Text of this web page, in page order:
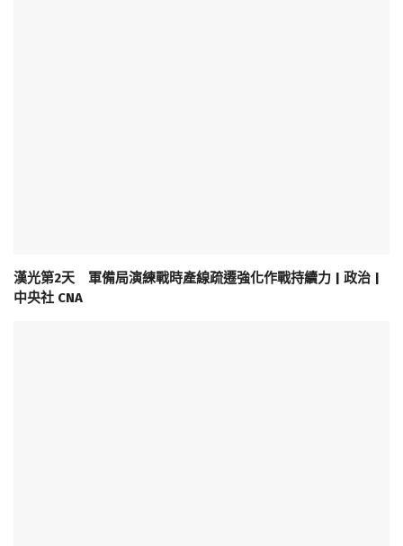
漢光第2天 軍備局演練戰時產線疏遷強化作戰持續力 | 政治 |
中央社 CNA